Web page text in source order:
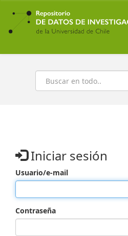
Ir
contenido
principal
Buscar
Iniciar sesión
Usuario/e-mail
Contraseña